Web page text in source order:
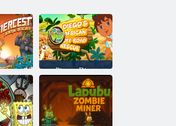
Pirmyn Diego
Go! Diego
Afrikos
visureigių
gelbėjimo
tarnyba